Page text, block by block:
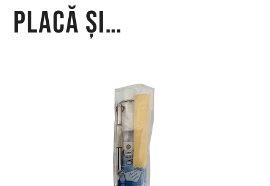
placă și…